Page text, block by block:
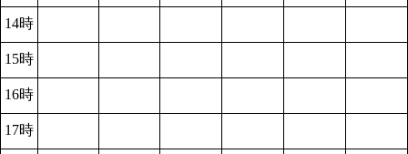
14時
15時
16時
17時